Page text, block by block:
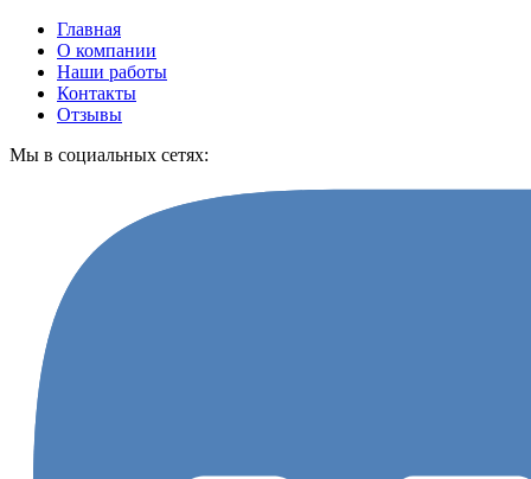
Главная
О компании
Наши работы
Контакты
Отзывы
Мы в социальных сетях: